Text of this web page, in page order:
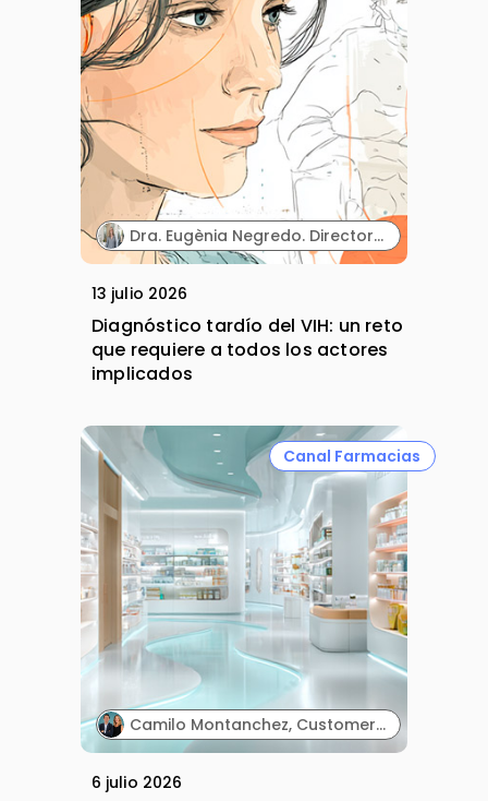
Dra. Eugènia Negredo. Directora de la línea de VIH de la Fundación Lucha contra las Infecciones y del Hospital Germans Trias i Pujol.
13 julio 2026
Diagnóstico tardío del VIH: un reto
que requiere a todos los actores
implicados
Canal Farmacias
Camilo Montanchez, Customer Engagement Manager y Carole Joubert, Channel Activation Director. Laboratorios Pierre Fabre.
6 julio 2026